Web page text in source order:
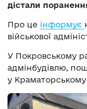
дістали
Про це інформує
військової
У Покровському
адмінбудівлю,
у